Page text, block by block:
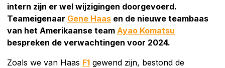
intern zijn er wel wijzigingen doorgevoerd.
Teameigenaar Gene Haas en de nieuwe teambaas
van het Amerikaanse team Ayao Komatsu
bespreken de verwachtingen voor 2024.
Zoals we van Haas F1 gewend zijn, bestond de